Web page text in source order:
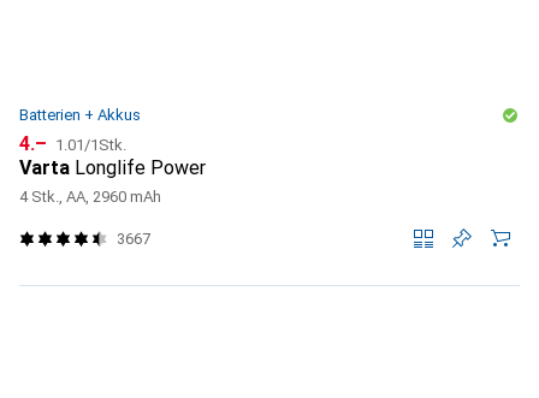
Batterien + Akkus
CHF
4.– CHF
1.01/1Stk.
Varta Longlife Power
4 Stk., AA, 2960 mAh
3667